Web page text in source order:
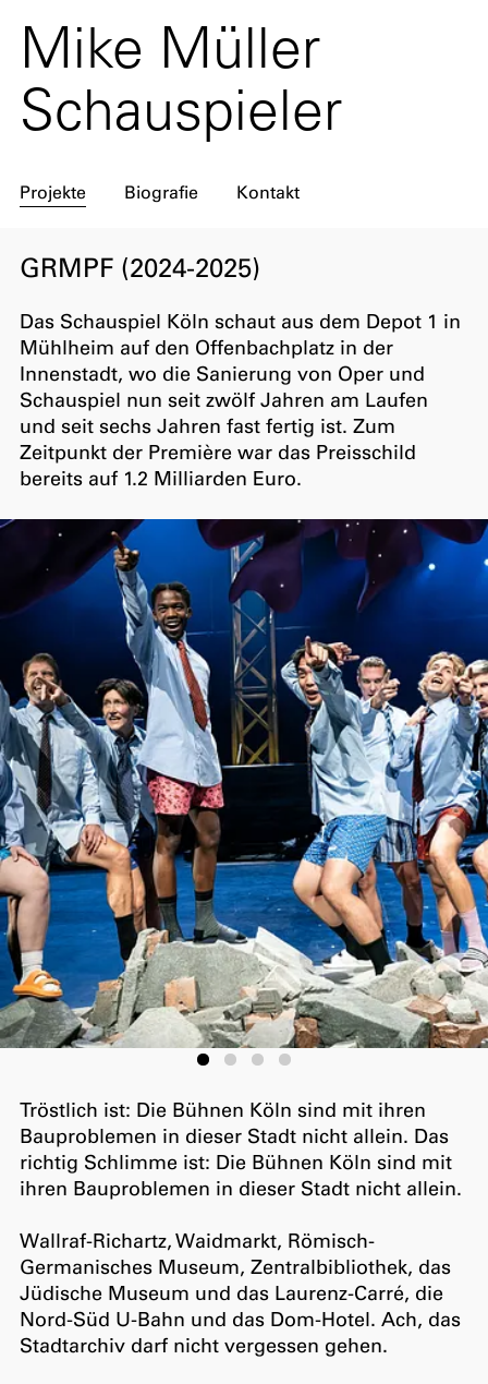
Mike Müller
Schauspieler
Projekte Biografie Kontakt
GRMPF (2024-2025)
Das Schauspiel Köln schaut aus dem Depot 1 in
Mühlheim auf den Offenbachplatz in der
Innenstadt, wo die Sanierung von Oper und
Schauspiel nun seit zwölf Jahren am Laufen
und seit sechs Jahren fast fertig ist. Zum
Zeitpunkt der Première war das Preisschild
bereits auf 1.2 Milliarden Euro.
Tröstlich ist: Die Bühnen Köln sind mit ihren
Bauproblemen in dieser Stadt nicht allein. Das
richtig Schlimme ist: Die Bühnen Köln sind mit
ihren Bauproblemen in dieser Stadt nicht allein.
Wallraf-Richartz, Waidmarkt, Römisch-
Germanisches Museum, Zentralbibliothek, das
Jüdische Museum und das Laurenz-Carré, die
Nord-Süd U-Bahn und das Dom-Hotel. Ach, das
Stadtarchiv darf nicht vergessen gehen.